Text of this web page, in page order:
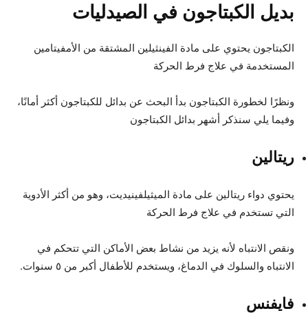
بديل الكبتاجون في الصيدليات
الكبتاجون يحتوي على مادة الفينثيلين المشتقة من الأمفيتامين
المستخدمة في علاج فرط الحركة
ونظرًا لخطورة الكبتاجون بدأ البحث عن بدائل للكبتاجون أكثر أمانًا،
وفيما يلي سنذكر أشهر بدائل الكبتاجون
ريتالين
يحتوي دواء ريتالين على مادة الميثيلفينيديت، وهو من أكثر الأدوية
التي تستخدم في علاج فرط الحركة
ونقص الانتباه لأنه يزيد من نشاط بعض الأماكن التي تتحكم في
الانتباه والسلوك في الدماغ، ويستخدم للأطفال أكبر من ٥ سنوات.
فايفنس